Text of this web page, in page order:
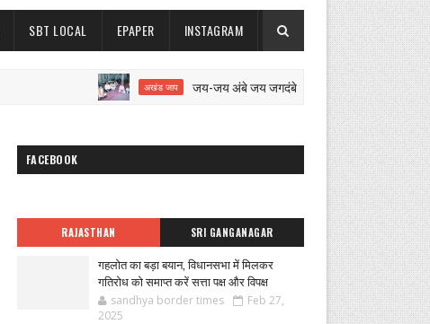
SBT LOCAL EPAPER INSTAGRAM
अखंड जाप जय-जय अंबे जय जगदंबे का 12 घंटे का अखंड जाप शुरू
FACEBOOK
RAJASTHAN SRI GANGANAGAR
गहलोत का बड़ा बयान, विधानसभा में मिलकर
गतिरोध को समाप्त करें सत्ता पक्ष और विपक्ष
sandhya border times
Feb 27,
2025